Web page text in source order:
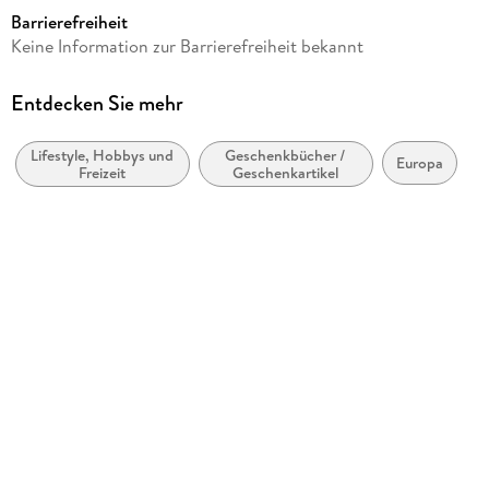
Produktart
Gewicht
Größe (L/B/H)
347/499/4 mm
Barrierefreiheit
Keine Information zur Barrierefreiheit bekannt
Entdecken Sie mehr
Lifestyle, Hobbys und
Freizeit
Geschenkbücher /
Geschenkartikel
Europa